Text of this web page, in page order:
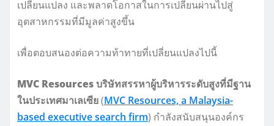
เปลี่ยนแปลง และพลาดโอกาสในการเปลี่ยนผ่านไปสู่
อุตสาหกรรมที่มีมูลค่าสูงขึ้น
เพื่อตอบสนองต่อความท้าทายที่เปลี่ยนแปลงไปนี้
MVC Resources บริษัทสรรหาผู้บริหารระดับสูงที่มีฐาน
ในประเทศมาเลเซีย(MVC Resources, a Malaysia-
based executive search firm) กำลังสนับสนุนองค์กร